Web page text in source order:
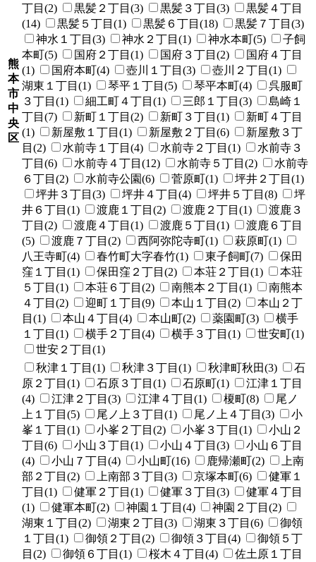
熊
本
市
中
央
区
丁目(2)
黒髪２丁目(3) 黒髪３丁目(3)
黒髪４丁目
(14)
黒髪５丁目(1) 黒髪６丁目(18)
黒髪７丁目(3)
神水１丁目(3)
神水２丁目(1) 神水本町(5)
子飼
本町(5)
国府２丁目(1) 国府３丁目(2)
国府４丁目
(1)
国府本町(4) 壺川１丁目(3)
壺川２丁目(1)
湖東１丁目(1)
琴平１丁目(5) 琴平本町(4)
呉服町
３丁目(1)
細工町４丁目(1) 三郎１丁目(3)
島崎１
丁目(7)
新町１丁目(2) 新町３丁目(1)
新町４丁目
(1)
新屋敷１丁目(1) 新屋敷２丁目(6)
新屋敷３丁
目(2)
水前寺１丁目(4) 水前寺２丁目(1)
水前寺３
丁目(6)
水前寺４丁目(12) 水前寺５丁目(2)
水前寺
６丁目(2)
水前寺公園(6) 菅原町(1)
坪井２丁目(1)
坪井３丁目(3)
坪井４丁目(4) 坪井５丁目(8)
坪
井６丁目(1)
渡鹿１丁目(2) 渡鹿２丁目(1)
渡鹿３
丁目(2)
渡鹿４丁目(1) 渡鹿５丁目(1)
渡鹿６丁目
(5)
渡鹿７丁目(2) 西阿弥陀寺町(1)
萩原町(1)
八王寺町(4)
春竹町大字春竹(1) 東子飼町(7)
保田
窪１丁目(1)
保田窪２丁目(2) 本荘２丁目(1)
本荘
５丁目(1)
本荘６丁目(2) 南熊本２丁目(1)
南熊本
４丁目(2)
迎町１丁目(9) 本山１丁目(2)
本山２丁
目(1)
本山４丁目(4) 本山町(2) 薬園町(3)
横手
１丁目(1)
横手２丁目(4) 横手３丁目(1)
世安町(1)
世安２丁目(1)
秋津１丁目(1) 秋津３丁目(1) 秋津町秋田(3)
石
原２丁目(1)
石原３丁目(1) 石原町(1)
江津１丁目
(4)
江津２丁目(3) 江津４丁目(1) 榎町(8)
尾ノ
上１丁目(5)
尾ノ上３丁目(1) 尾ノ上４丁目(3)
小
峯１丁目(1)
小峯２丁目(2) 小峯３丁目(1)
小山２
丁目(6)
小山３丁目(1) 小山４丁目(3)
小山６丁目
(4)
小山７丁目(4) 小山町(16) 鹿帰瀬町(2)
上南
部２丁目(2)
上南部３丁目(3) 京塚本町(6)
健軍１
丁目(1)
健軍２丁目(1) 健軍３丁目(3)
健軍４丁目
(1)
健軍本町(2) 神園１丁目(4)
神園２丁目(2)
湖東１丁目(2)
湖東２丁目(3) 湖東３丁目(6)
御領
１丁目(1)
御領２丁目(2) 御領３丁目(4)
御領５丁
目(2)
御領６丁目(1) 桜木４丁目(4)
佐土原１丁目